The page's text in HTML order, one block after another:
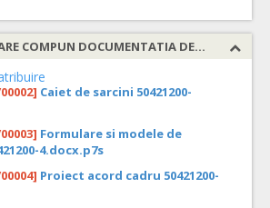
LISTA DE FISIERE CARE COMPUN DOCUMENTATIA DE ATRIBUIRE
Caiet de sarcini 50421200-
Formulare si modele de
4.docx.p7s
Proiect acord cadru 50421200-